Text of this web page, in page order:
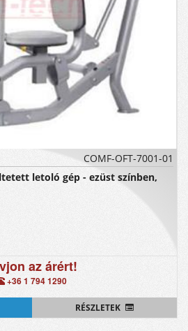
COMF-OFT-7001-01
letoló gép - ezüst színben,
az árért!
+36 1 794 1290
RÉSZLETEK